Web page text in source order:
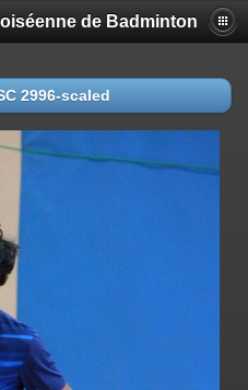
de Badminton
2996-scaled